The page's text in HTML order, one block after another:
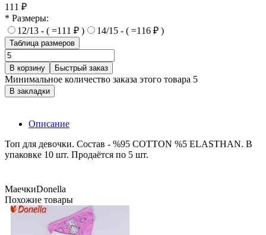
111 ₽
* Размеры:
12/13 - ( =111 ₽ )
14/15 - ( =116 ₽ )
Таблица размеров
В корзину Быстрый заказ
Минимальное количество заказа этого товара 5
В закладки
Описание
Топ для девочки. Состав - %95 COTTON %5 ELASTHAN. В
упаковке 10 шт. Продаётся по 5 шт.
МаечкиDonella
Похожие товары